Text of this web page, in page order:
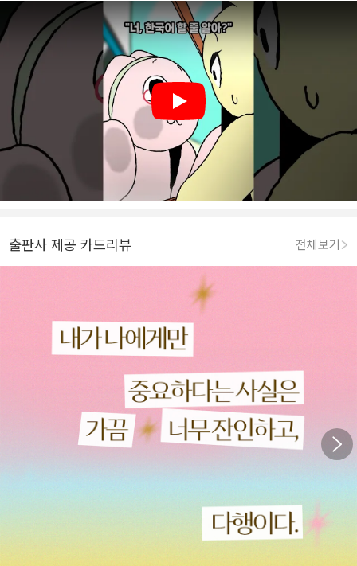
Play
출판사 제공 카드리뷰 전체보기